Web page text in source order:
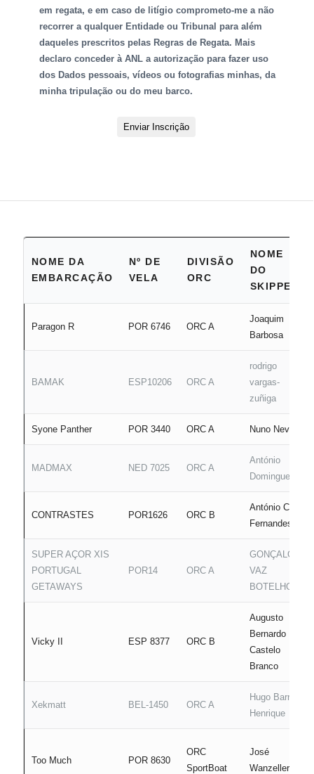
em regata, e em caso de litígio comprometo-me a não
recorrer a qualquer Entidade ou Tribunal para além
daqueles prescritos pelas Regras de Regata. Mais
declaro conceder à ANL a autorização para fazer uso
dos Dados pessoais, vídeos ou fotografias minhas, da
minha tripulação ou do meu barco.
Enviar Inscrição
NOME DA
EMBARCAÇÃO
Nº DE
VELA
DIVISÃO
ORC
NOME
DO
SKIPPER
Paragon R POR 6746 ORC A
Joaquim
Barbosa
BAMAK ESP10206 ORC A
rodrigo
vargas-
zuñiga
Syone Panther POR 3440 ORC A Nuno Neves
MADMAX NED 7025 ORC A
António
Domingues
CONTRASTES POR1626 ORC B
António C
Fernandes
SUPER AÇOR XIS
PORTUGAL
GETAWAYS
POR14 ORC A
GONÇALO
VAZ
BOTELHO
Vicky II ESP 8377 ORC B
Augusto
Bernardo
Castelo
Branco
Xekmatt BEL-1450 ORC A
Hugo Barrier
Henrique
Too Much POR 8630
ORC
SportBoat
José
Wanzeller